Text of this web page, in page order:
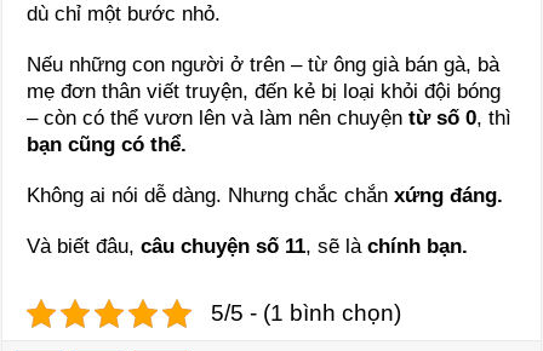
dù chỉ một bước nhỏ.
Nếu những con người ở trên – từ ông già bán gà, bà
mẹ đơn thân viết truyện, đến kẻ bị loại khỏi đội bóng
– còn có thể vươn lên và làm nên chuyệntừ số 0, thì
bạn cũng có thể.
Không ai nói dễ dàng. Nhưng chắc chắnxứng đáng.
Và biết đâu,câu chuyện số 11, sẽ làchính bạn.
5/5 - (1 bình chọn)